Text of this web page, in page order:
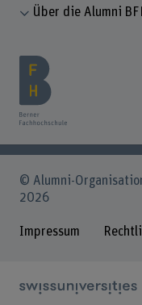
Über die Alumni
© Alumni-
2026
Impressum